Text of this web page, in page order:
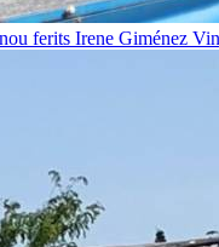
ferits Irene Giménez